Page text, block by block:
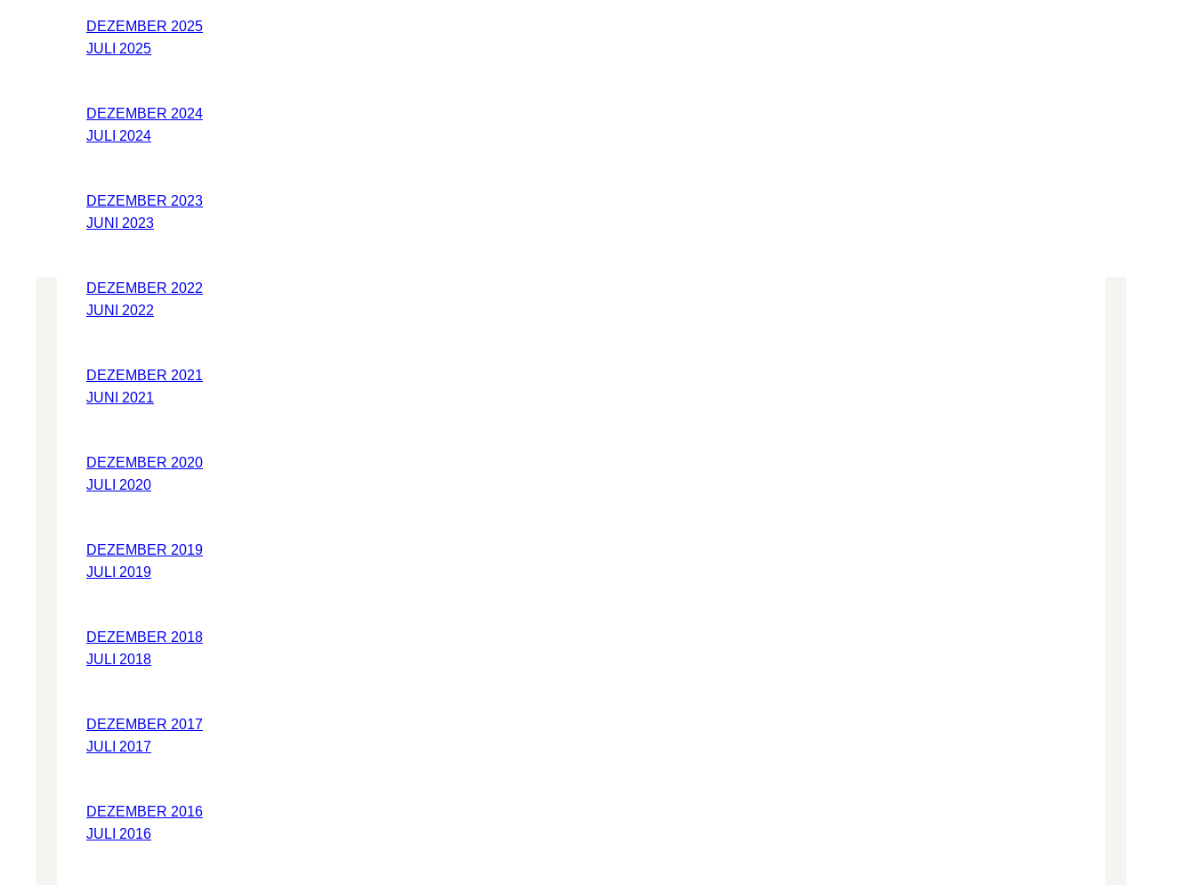
DEZEMBER 2025
JULI 2025
DEZEMBER 2024
JULI 2024
DEZEMBER 2023
JUNI 2023
DEZEMBER 2022
JUNI 2022
DEZEMBER 2021
JUNI 2021
DEZEMBER 2020
JULI 2020
DEZEMBER 2019
JULI 2019
DEZEMBER 2018
JULI 2018
DEZEMBER 2017
JULI 2017
DEZEMBER 2016
JULI 2016